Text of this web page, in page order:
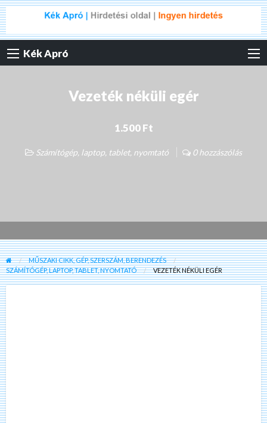
Kék Apró
Vezeték néküli egér
1.500 Ft
Számítógép, laptop, tablet, nyomtató 0 hozzászólás
MŰSZAKI CIKK, GÉP, SZERSZÁM, BERENDEZÉS
SZÁMÍTÓGÉP, LAPTOP, TABLET, NYOMTATÓ
VEZETÉK NÉKÜLI EGÉR